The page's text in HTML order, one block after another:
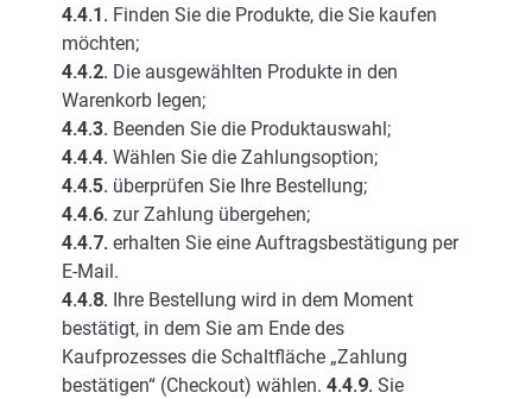
4.4.1. Finden Sie die Produkte, die Sie kaufen
möchten;
4.4.2. Die ausgewählten Produkte in den
Warenkorb legen;
4.4.3. Beenden Sie die Produktauswahl;
4.4.4. Wählen Sie die Zahlungsoption;
4.4.5. überprüfen Sie Ihre Bestellung;
4.4.6. zur Zahlung übergehen;
4.4.7. erhalten Sie eine Auftragsbestätigung per
E-Mail.
4.4.8. Ihre Bestellung wird in dem Moment
bestätigt, in dem Sie am Ende des
Kaufprozesses die Schaltfläche „Zahlung
bestätigen“ (Checkout) wählen.4.4.9. Sie